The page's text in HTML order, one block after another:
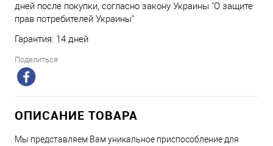
дней после покупки, согласно закону Украины "О защите
прав потребителей Украины"
Гарантия: 14 дней
Поделиться
ОПИСАНИЕ ТОВАРА
Мы представляем Вам уникальное приспособление для